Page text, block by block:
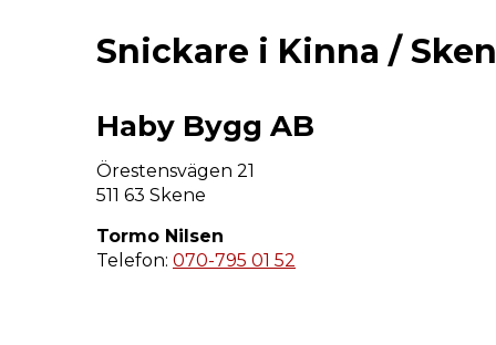
Snickare i Kinna /
Haby Bygg AB
Örestensvägen 21
511 63 Skene
Tormo Nilsen
Telefon: 070-795 01 52